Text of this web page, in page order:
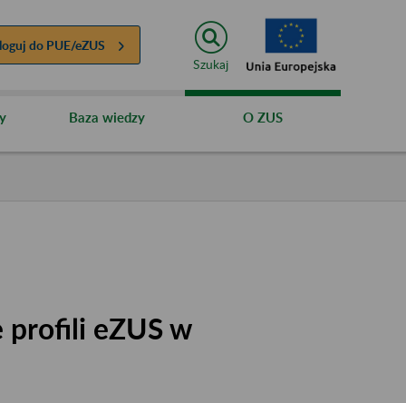
do PUE/eZUS
Szukaj
Baza wiedzy O ZUS
profili eZUS w